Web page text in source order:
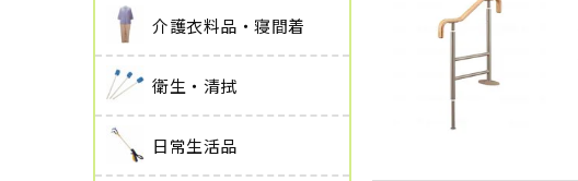
介護衣料品・寝間着
衛生・清拭
日常生活品